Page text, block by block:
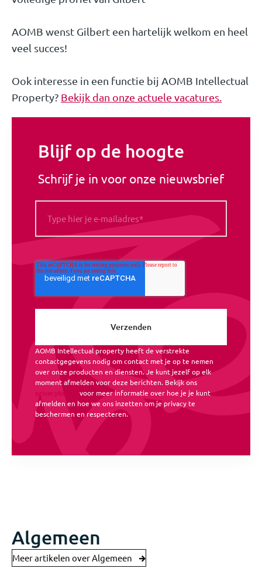
AOMB wenst Gilbert een hartelijk welkom en heel
veel succes!
Ook interesse in een functie bij AOMB Intellectual
Property? Bekijk dan onze actuele vacatures.
Blijf op de hoogte
Schrijf je in voor onze nieuwsbrief
AOMB Intellectual property heeft de verstrekte
contactgegevens nodig om contact met je op te nemen
over onze producten en diensten. Je kunt jezelf op elk
moment afmelden voor deze berichten. Bekijk ons
voor meer informatie over hoe je je kunt
afmelden en hoe we ons inzetten om je privacy te
beschermen en respecteren.
Algemeen
Meer artikelen over Algemeen